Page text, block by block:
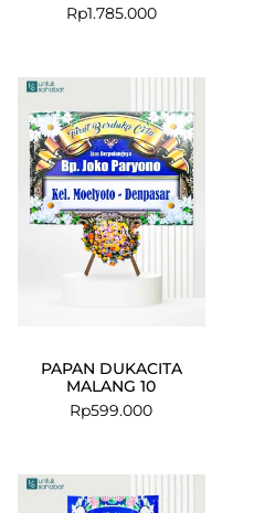
Rp1.785.000
PAPAN DUKACITA
MALANG 10
Rp599.000